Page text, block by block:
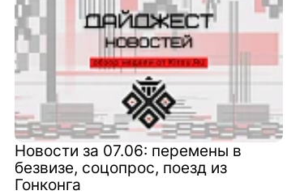
Новости за 07.06: перемены в
безвизе, соцопрос, поезд из
Гонконга